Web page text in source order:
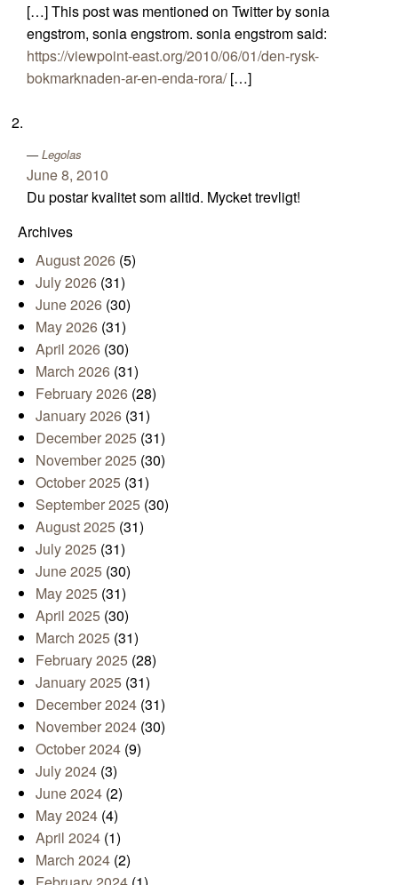
[…] This post was mentioned on Twitter by sonia
engstrom, sonia engstrom. sonia engstrom said:
https://viewpoint-east.org/2010/06/01/den-rysk-
bokmarknaden-ar-en-enda-rora/[…]
Legolas
June 8, 2010
Du postar kvalitet som alltid. Mycket trevligt!
Archives
August 2026 (5)
July 2026 (31)
June 2026 (30)
May 2026 (31)
April 2026 (30)
March 2026 (31)
February 2026 (28)
January 2026 (31)
December 2025 (31)
November 2025 (30)
October 2025 (31)
September 2025 (30)
August 2025 (31)
July 2025 (31)
June 2025 (30)
May 2025 (31)
April 2025 (30)
March 2025 (31)
February 2025 (28)
January 2025 (31)
December 2024 (31)
November 2024 (30)
October 2024 (9)
July 2024 (3)
June 2024 (2)
May 2024 (4)
April 2024 (1)
March 2024 (2)